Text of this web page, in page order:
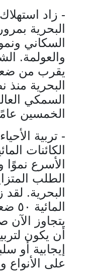
- زاد
البحرية
السكاني
والعولمة.
يقرب من
البحرية
السمكي
الخمسين
- تربية
الكائنات
الأسرع نموًا
الطلب
البحرية. لقد
المائية ٥٠
يتجاوز الآن
أن يكون
إيجابية أو
على